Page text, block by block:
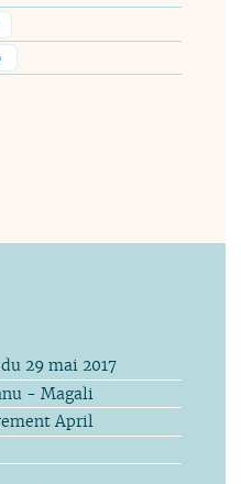
29 mai 2017
- Magali
April